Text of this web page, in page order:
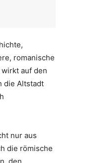
romanische
auf den
die Altstadt
nur aus
die römische